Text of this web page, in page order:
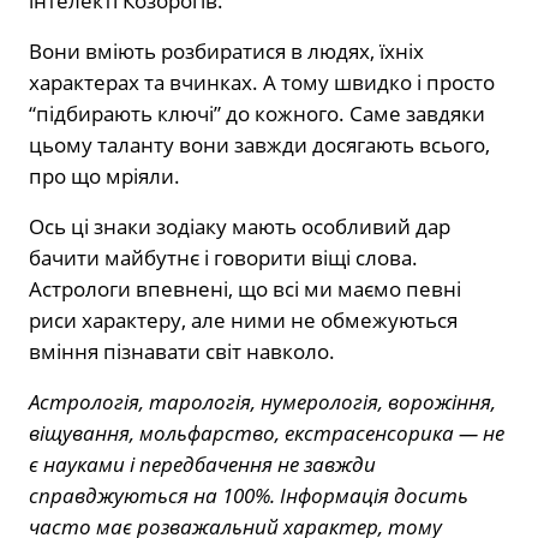
Вони вміють розбиратися в людях, їхніх
характерах та вчинках. А тому швидко і просто
“підбирають ключі” до кожного. Саме завдяки
цьому таланту вони завжди досягають всього,
про що мріяли.
Ось ці знаки зодіаку мають особливий дар
бачити майбутнє і говорити віщі слова.
Астрологи впевнені, що всі ми маємо певні
риси характеру, але ними не обмежуються
вміння пізнавати світ навколо.
Астрологія, тарологія, нумерологія, ворожіння,
віщування, мольфарство, екстрасенсорика — не
є науками і передбачення не завжди
справджуються на 100%. Інформація досить
часто має розважальний характер, тому